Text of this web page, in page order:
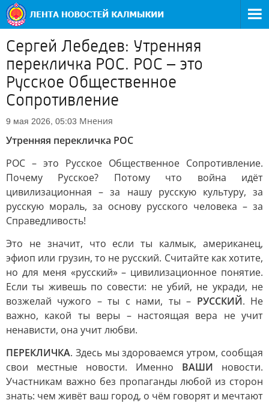
Сергей Лебедев: Утренняя
перекличка РОС. РОС – это
Русское Общественное
Сопротивление
9 мая 2026, 05:03 Мнения
Утренняя перекличка РОС
РОС – это Русское Общественное Сопротивление.
Почему Русское? Потому что война идёт
цивилизационная – за нашу русскую культуру, за
русскую мораль, за основу русского человека – за
Справедливость!
Это не значит, что если ты калмык, американец,
эфиоп или грузин, то не русский. Считайте как хотите,
но для меня «русский» – цивилизационное понятие.
Если ты живешь по совести: не убий, не укради, не
возжелай чужого – ты с нами, ты – РУССКИЙ. Не
важно, какой ты веры – настоящая вера не учит
ненависти, она учит любви.
ПЕРЕКЛИЧКА. Здесь мы здороваемся утром, сообщая
свои местные новости. Именно ВАШИ новости.
Участникам важно без пропаганды любой из сторон
знать: чем живёт ваш город, о чём говорят и мечтают